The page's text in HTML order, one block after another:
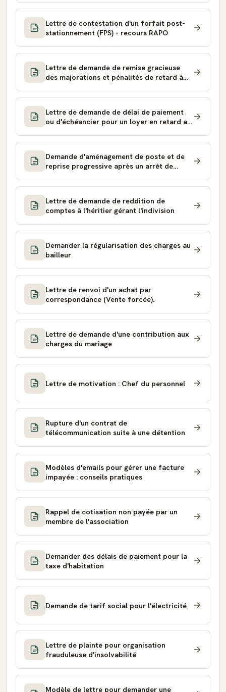
Lettre de contestation d'un forfait post-
stationnement (FPS) - recours RAPO
Lettre de demande de remise gracieuse
des majorations et pénalités de retard à
Lettre de demande de délai de paiement
ou d'échéancier pour un loyer en retard au
Demande d'aménagement de poste et de
reprise progressive après un arrêt de
Lettre de demande de reddition de
comptes à l'héritier gérant l'indivision
Demander la régularisation des charges au
bailleur
Lettre de renvoi d'un achat par
correspondance (Vente forcée).
Lettre de demande d'une contribution aux
charges du mariage
Lettre de motivation : Chef du personnel
Rupture d'un contrat de
télécommunication suite à une détention
Modèles d'emails pour gérer une facture
impayée : conseils pratiques
Rappel de cotisation non payée par un
membre de l'association
Demander des délais de paiement pour la
taxe d'habitation
Demande de tarif social pour l'électricité
Lettre de plainte pour organisation
frauduleuse d'insolvabilité
Modèle de lettre pour demander une